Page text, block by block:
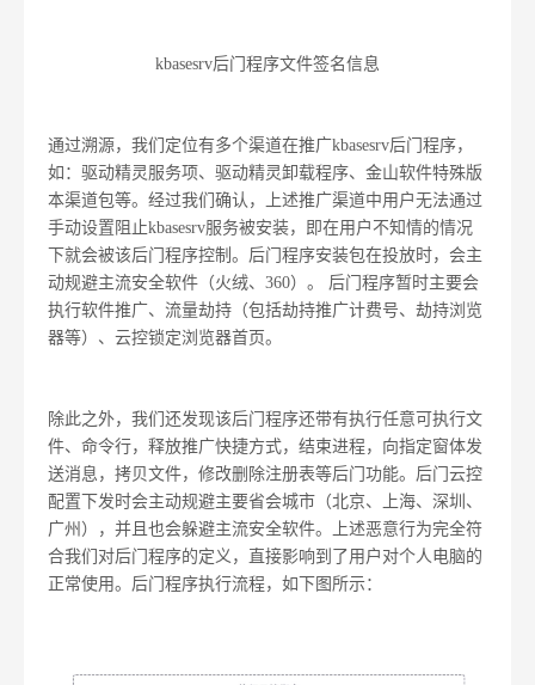
kbasesrv后门程序文件签名信息
通过溯源，我们定位有多个渠道在推广kbasesrv后门程序，
如：驱动精灵服务项、驱动精灵卸载程序、金山软件特殊版
本渠道包等。经过我们确认，上述推广渠道中用户无法通过
手动设置阻止kbasesrv服务被安装，即在用户不知情的情况
下就会被该后门程序控制。后门程序安装包在投放时，会主
动规避主流安全软件（火绒、360）。 后门程序暂时主要会
执行软件推广、流量劫持（包括劫持推广计费号、劫持浏览
器等）、云控锁定浏览器首页。
除此之外，我们还发现该后门程序还带有执行任意可执行文
件、命令行，释放推广快捷方式，结束进程，向指定窗体发
送消息，拷贝文件，修改删除注册表等后门功能。后门云控
配置下发时会主动规避主要省会城市（北京、上海、深圳、
广州），并且也会躲避主流安全软件。上述恶意行为完全符
合我们对后门程序的定义，直接影响到了用户对个人电脑的
正常使用。后门程序执行流程，如下图所示：